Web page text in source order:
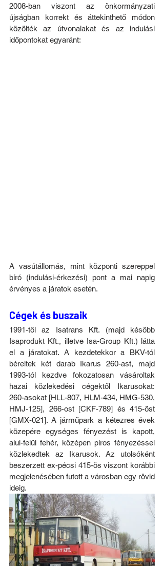
2008-ban viszont az önkormányzati
újságban korrekt és áttekinthető módon
közölték az útvonalakat és az indulási
időpontokat egyaránt:
A vasútállomás, mint központi szereppel
bíró (indulási-érkezési) pont a mai napig
érvényes a járatok esetén.
Cégek és buszaik
1991-től az Isatrans Kft. (majd később
Isaprodukt Kft., illetve Isa-Group Kft.) látta
el a járatokat. A kezdetekkor a BKV-tól
béreltek két darab Ikarus 260-ast, majd
1993-tól kezdve fokozatosan vásároltak
hazai közlekedési cégektől Ikarusokat:
260-asokat [HLL-807, HLM-434, HMG-530,
HMJ-125], 266-ost [CKF-789] és 415-öst
[GMX-021]. A járműpark a kétezres évek
közepére egységes fényezést is kapott,
alul-felül fehér, középen piros fényezéssel
közlekedtek az Ikarusok. Az utolsóként
beszerzett ex-pécsi 415-ös viszont korábbi
megjelenésében futott a városban egy rövid
ideig.